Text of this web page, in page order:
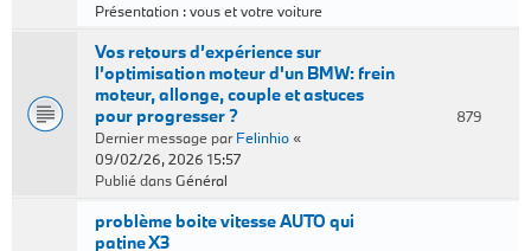
Présentation : vous et votre voiture
Vos retours d’expérience sur
l’optimisation moteur d'un BMW: frein
moteur, allonge, couple et astuces
pour progresser ?
Dernier message parFelinhio«
09/02/26, 2026 15:57
Publié dansGénéral
879
problème boite vitesse AUTO qui
patine X3